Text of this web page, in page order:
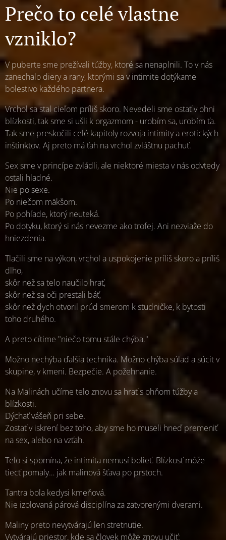
Prečo to celé vlastne
vzniklo?
V puberte sme prežívali túžby, ktoré sa nenaplnili. To v nás
zanechalo diery a rany, ktorými sa v intimite dotýkame
bolestivo každého partnera.
Vrchol sa stal cieľom príliš skoro. Nevedeli sme ostať v ohni
blízkosti, tak sme si ušli k orgazmom - urobím sa, urobím ťa.
Tak sme preskočili celé kapitoly rozvoja intimity a erotických
inštinktov. Aj preto má ťah na vrchol zvláštnu pachuť.
Sex sme v princípe zvládli, ale niektoré miesta v nás odvtedy
ostali hladné.
Nie po sexe.
Po niečom mäkšom.
Po pohľade, ktorý neuteká.
Po dotyku, ktorý si nás nevezme ako trofej. Ani nezviaže do
hniezdenia.
Tlačili sme na výkon, vrchol a uspokojenie príliš skoro a príliš
dlho,
skôr než sa telo naučilo hrať,
skôr než sa oči prestali báť,
skôr než dych otvoril prúd smerom k studničke, k bytosti
toho druhého.
A preto cítime "niečo tomu stále chýba."
Možno nechýba ďalšia technika. Možno chýba súlad a súcit v
skupine, v kmeni. Bezpečie. A požehnanie.
Na Malinách učíme telo znovu sa hrať s ohňom túžby a
blízkosti.
Dýchať vášeň pri sebe.
Zostať v iskrení bez toho, aby sme ho museli hneď premeniť
na sex, alebo na vzťah.
Telo si spomína, že intimita nemusí bolieť. Blízkosť môže
tiecť pomaly… jak malinová šťava po prstoch.
Tantra bola kedysi kmeňová.
Nie izolovaná párová disciplína za zatvorenými dverami.
Maliny preto nevytvárajú len stretnutie.
Vytvárajú priestor, kde sa človek môže znovu učiť: